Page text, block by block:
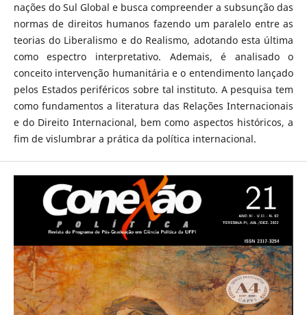
nações do Sul Global e busca compreender a subsunção das
normas de direitos humanos fazendo um paralelo entre as
teorias do Liberalismo e do Realismo, adotando esta última
como espectro interpretativo. Ademais, é analisado o
conceito intervenção humanitária e o entendimento lançado
pelos Estados periféricos sobre tal instituto. A pesquisa tem
como fundamentos a literatura das Relações Internacionais
e do Direito Internacional, bem como aspectos históricos, a
fim de vislumbrar a prática da política internacional.